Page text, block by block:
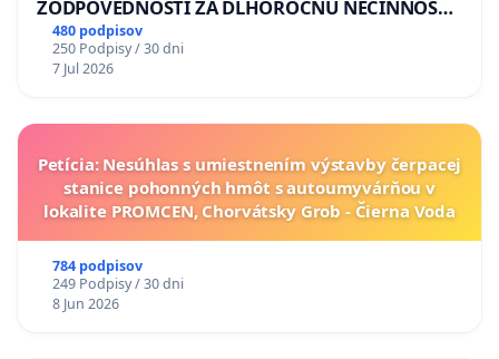
ZODPOVEDNOSTI ZA DLHOROČNÚ NEČINNOSŤ
A ZLYHANIE ŠTÁTU
480 podpisov
250 Podpisy / 30 dni
7 Jul 2026
Petícia: Nesúhlas s umiestnením výstavby čerpacej
stanice pohonných hmôt s autoumyvárňou v
lokalite PROMCEN, Chorvátsky Grob - Čierna Voda
784 podpisov
249 Podpisy / 30 dni
8 Jun 2026